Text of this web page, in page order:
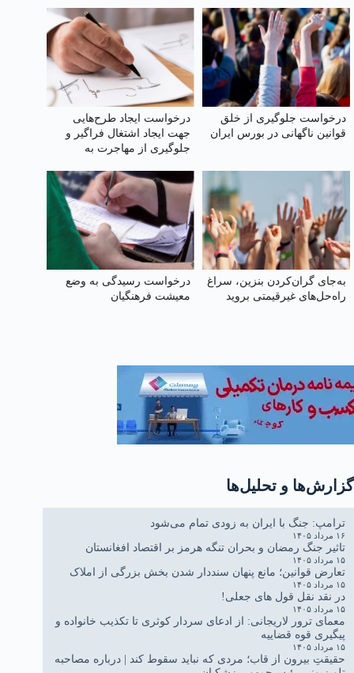
درخواست جلوگیری از خلق
قوانین ناگهانی در بورس ایران
درخواست ایجاد طرح‌هایی
جهت ایجاد اشتغال فراگیر و
جلوگیری از مهاجرت به
به‌جای گران‌کردن بنزین، سراغ
راه‌حل‌های غیرقیمتی بروید
درخواست رسیدگی به وضع
معیشت فرهنگیان
گزارش‌ها و تحلیل‌ها
ترامپ: جنگ با ایران به زودی تمام می‌شود
۱۶ مرداد ۱۴۰۵
تاثیر جنگ رمضان و بحران تنگه هرمز بر اقتصاد افغانستان
۱۵ مرداد ۱۴۰۵
تعارض قوانین؛ مانع پنهان سنددار شدن بخش بزرگی از املاک
۱۵ مرداد ۱۴۰۵
در نقد نقل قول های جعلی!
۱۵ مرداد ۱۴۰۵
معمای ترور لاریجانی: از ادعای سردار کوثری تا تکذیب خانواده و
پیگیری قوه قضاییه
۱۵ مرداد ۱۴۰۵
حقیقتِ بیرون از قاب؛ مردی که نباید سقوط کند | درباره مصاحبه